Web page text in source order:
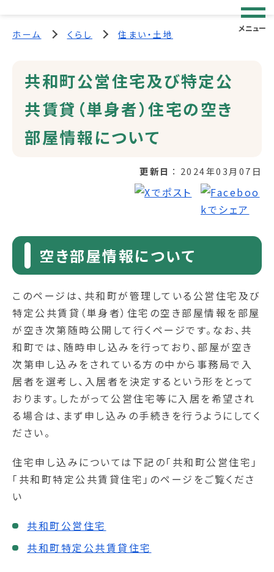
メニュー
ホーム くらし 住まい・土地
共和町公営住宅及び特定公
共賃貸（単身者）住宅の空き
部屋情報について
更新日 2024年03月07日
空き部屋情報について
このページは、共和町が管理している公営住宅及び
特定公共賃貸（単身者）住宅の空き部屋情報を部屋
が空き次第随時公開して行くページです。なお、共
和町では、随時申し込みを行っており、部屋が空き
次第申し込みをされている方の中から事務局で入
居者を選考し、入居者を決定するという形をとって
おります。したがって公営住宅等に入居を希望され
る場合は、まず申し込みの手続きを行うようにしてく
ださい。
住宅申し込みについては下記の「共和町公営住宅」
「共和町特定公共賃貸住宅」のページをご覧くださ
い
共和町公営住宅
共和町特定公共賃貸住宅